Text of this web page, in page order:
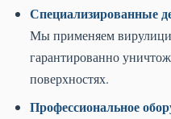
Специализированные
Мы применяем
гарантированно
поверхностях.
Профессиональное